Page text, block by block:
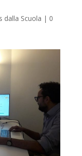
dalla Scuola | 0